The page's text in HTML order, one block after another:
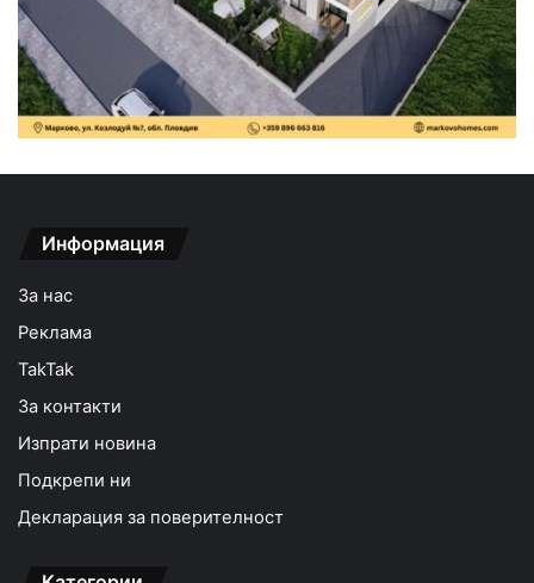
Информация
За нас
Реклама
TakTak
За контакти
Изпрати новина
Подкрепи ни
Декларация за поверителност